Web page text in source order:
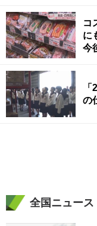
コ
に
今
の
全国ニュース